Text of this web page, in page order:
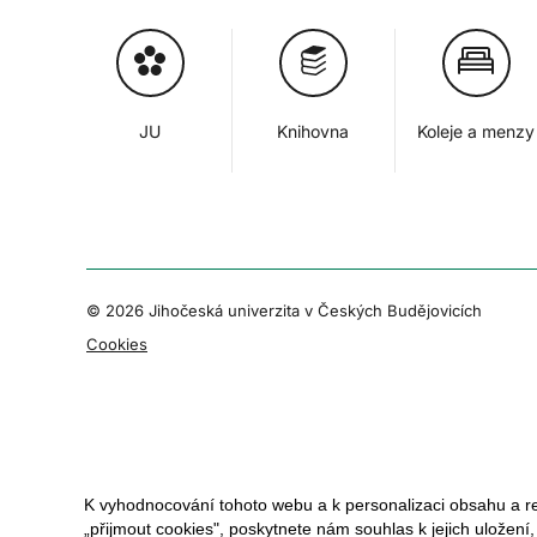
JU Knihovna Koleje a menzy
© 2026 Jihočeská univerzita v Českých Budějovicích
Cookies
K vyhodnocování tohoto webu a k personalizaci obsahu a
„přijmout cookies", poskytnete nám souhlas k jejich